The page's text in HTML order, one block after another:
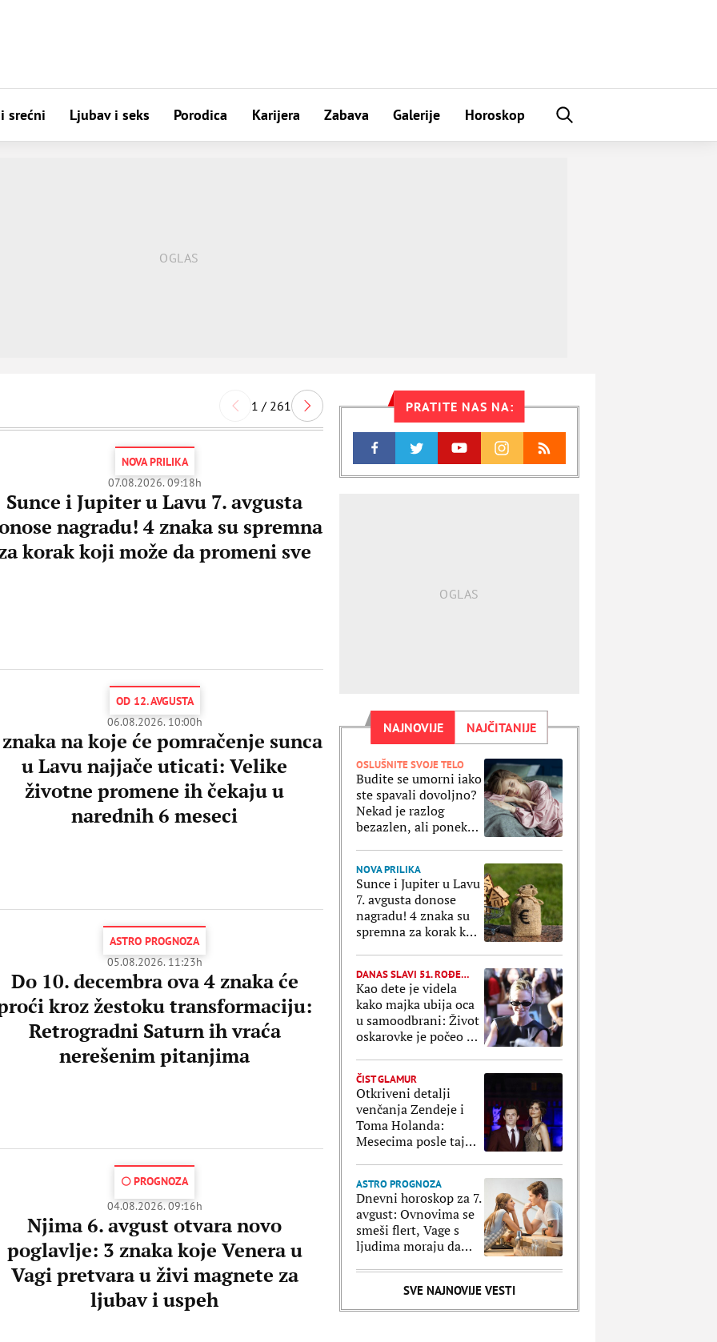
srećni Ljubav i seks Porodica Karijera Zabava Galerije Horoskop
1 / 261
NOVA PRILIKA
07.08.2026. 09:18h
Sunce i Jupiter u Lavu 7. avgusta
nagradu! 4 znaka su spremna
korak koji može da promeni sve
OD 12. AVGUSTA
06.08.2026. 10:00h
na koje će pomračenje sunca
u Lavu najjače uticati: Velike
životne promene ih čekaju u
narednih 6 meseci
ASTRO PROGNOZA
05.08.2026. 11:23h
Do 10. decembra ova 4 znaka će
kroz žestoku transformaciju:
Retrogradni Saturn ih vraća
nerešenim pitanjima
🌕 PROGNOZA
04.08.2026. 09:16h
Njima 6. avgust otvara novo
poglavlje: 3 znaka koje Venera u
Vagi pretvara u živi magnete za
ljubav i uspeh
PRATITE NAS NA:
NAJNOVIJE NAJČITANIJE
OSLUŠNITE SVOJE TELO
Budite se umorni iako
ste spavali dovoljno?
Nekad je razlog
bezazlen, ali ponekad
NOVA PRILIKA
Sunce i Jupiter u Lavu
7. avgusta donose
nagradu! 4 znaka su
spremna za korak koji
DANAS SLAVI 51. ROĐENDAN
Kao dete je videla
kako majka ubija oca
u samoodbrani: Život
oskarovke je počeo u
ČIST GLAMUR
Otkriveni detalji
venčanja Zendeje i
Toma Holanda:
Mesecima posle tajne
bajkovito slavlje
ASTRO PROGNOZA
Dnevni horoskop za 7.
avgust: Ovnovima se
smeši flert, Vage s
ljudima moraju da
SVE NAJNOVIJE VESTI